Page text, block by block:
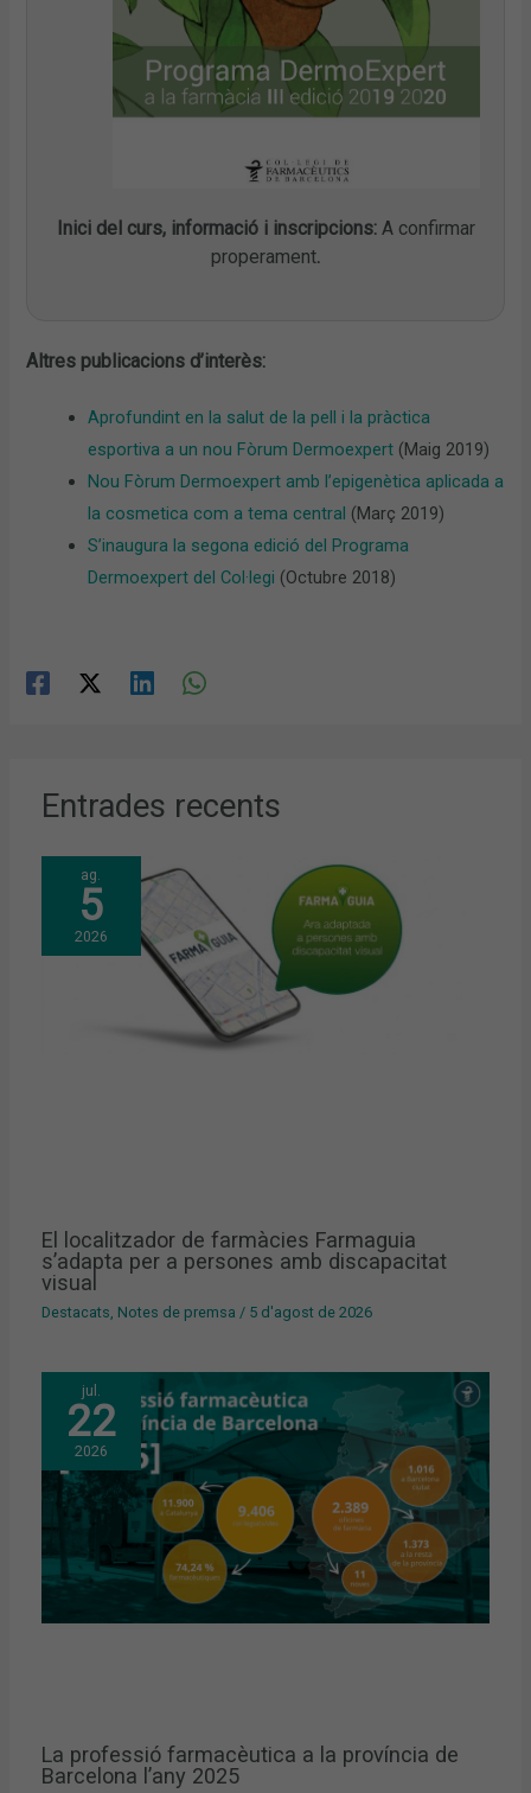
Inici del curs, informació i inscripcions: A confirmar
properament.
Altres publicacions d’interès:
Aprofundint en la salut de la pell i la pràctica
esportiva a un nou Fòrum Dermoexpert (Maig 2019)
Nou Fòrum Dermoexpert amb l’epigenètica aplicada a
la cosmetica com a tema central (Març 2019)
S’inaugura la segona edició del Programa
Dermoexpert del Col·legi (Octubre 2018)
Entrades recents
ag.
5
2026
El localitzador de farmàcies Farmaguia
s’adapta per a persones amb discapacitat
visual
Destacats, Notes de premsa / 5 d'agost de 2026
jul.
22
2026
La professió farmacèutica a la província de
Barcelona l’any 2025